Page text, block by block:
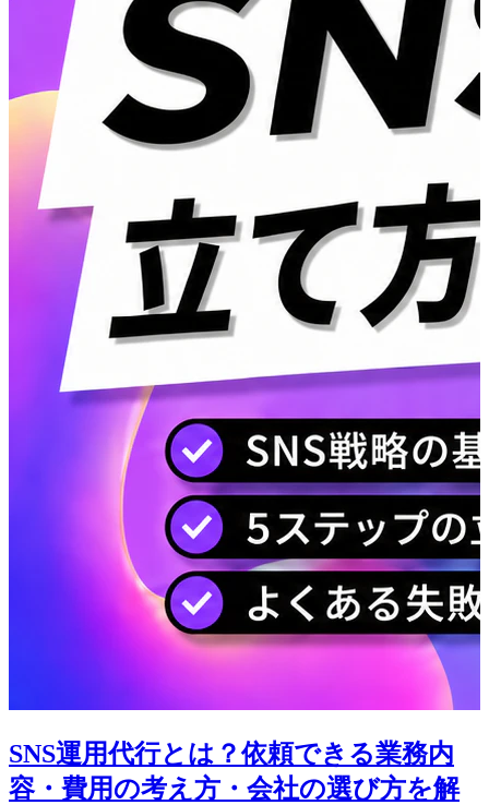
SNS運用代行とは？依頼できる業務内
容・費用の考え方・会社の選び方を解